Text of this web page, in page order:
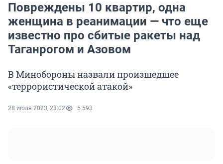
Повреждены 10 квартир, одна
женщина в реанимации — что еще
известно про сбитые ракеты над
Таганрогом и Азовом
В Минобороны назвали произшедшее
«террористической атакой»
28 июля 2023, 23:02 5 593